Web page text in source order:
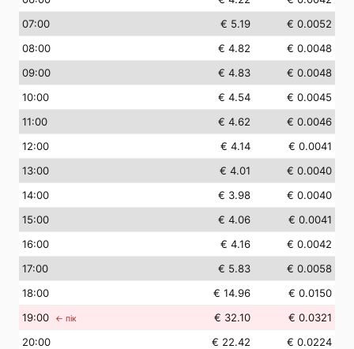
07:00 € 5.19
€ 0.0052
08:00 € 4.82
€ 0.0048
09:00 € 4.83
€ 0.0048
10:00 € 4.54
€ 0.0045
11:00 € 4.62
€ 0.0046
12:00 € 4.14
€ 0.0041
13:00 € 4.01
€ 0.0040
14:00 € 3.98
€ 0.0040
15:00 € 4.06
€ 0.0041
16:00 € 4.16
€ 0.0042
17:00 € 5.83
€ 0.0058
18:00 € 14.96
€ 0.0150
19:00 ← пік € 32.10
€ 0.0321
20:00 € 22.42
€ 0.0224